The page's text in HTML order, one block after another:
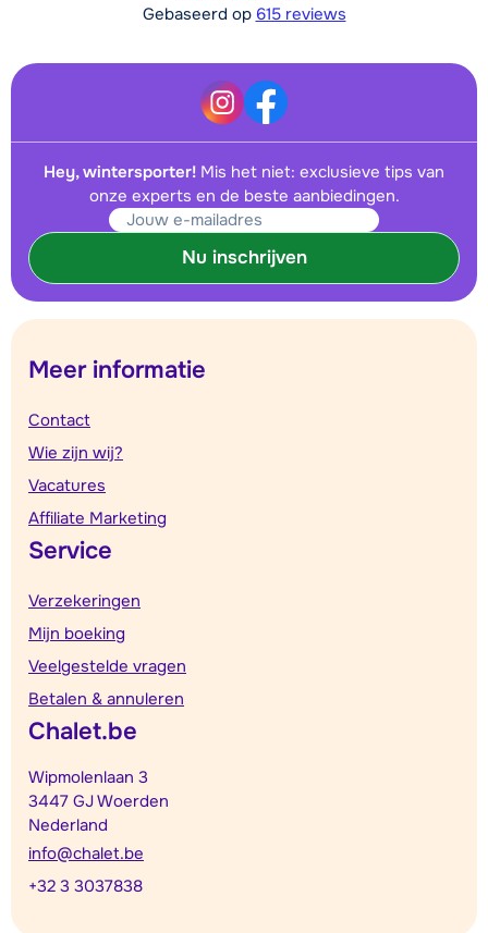
Gebaseerd op 615 reviews
Hey, wintersporter! Mis het niet: exclusieve tips van
onze experts en de beste aanbiedingen.
Nu inschrijven
Meer informatie
Contact
Wie zijn wij?
Vacatures
Affiliate Marketing
Service
Verzekeringen
Mijn boeking
Veelgestelde vragen
Betalen & annuleren
Chalet.be
Wipmolenlaan 3
3447 GJ Woerden
Nederland
info@chalet.be
+32 3 3037838